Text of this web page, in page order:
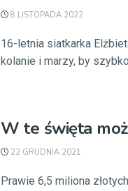
8 LISTOPADA 2022
16-letnia siatkarka
kolanie i marzy, by
W te święta
22 GRUDNIA 2021
Prawie 6,5 miliona